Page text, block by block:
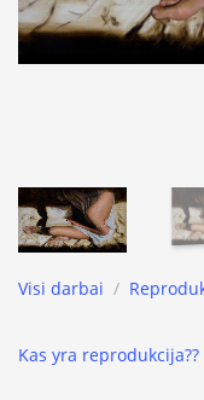
Visi darbai /
Kas yra reprodukcija??